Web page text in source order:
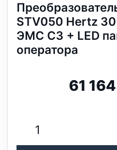
STV050 Hertz
ЭМС С3 + LED
оператора
61 164